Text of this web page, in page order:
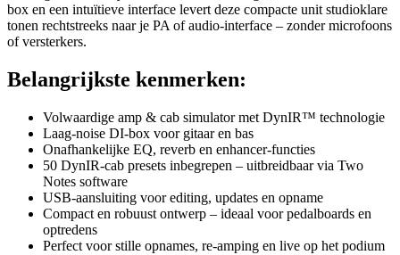
box en een intuïtieve interface levert deze compacte unit studioklare
tonen rechtstreeks naar je PA of audio-interface – zonder microfoons
of versterkers.
Belangrijkste kenmerken:
Volwaardige amp & cab simulator met DynIR™ technologie
Laag-noise DI-box voor gitaar en bas
Onafhankelijke EQ, reverb en enhancer-functies
50 DynIR-cab presets inbegrepen – uitbreidbaar via Two
Notes software
USB-aansluiting voor editing, updates en opname
Compact en robuust ontwerp – ideaal voor pedalboards en
optredens
Perfect voor stille opnames, re-amping en live op het podium